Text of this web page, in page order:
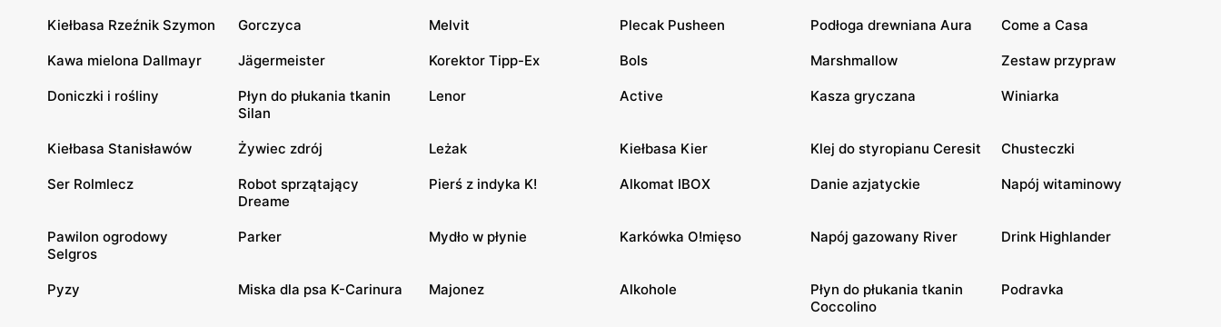
Kiełbasa Rzeźnik Szymon Gorczyca Melvit Plecak Pusheen Podłoga drewniana Aura Come a Casa
Kawa mielona Dallmayr Jägermeister Korektor Tipp-Ex Bols Marshmallow Zestaw przypraw
Doniczki i rośliny
Płyn do płukania tkanin
Silan
Lenor Active Kasza gryczana Winiarka
Kiełbasa Stanisławów Żywiec zdrój Leżak Kiełbasa Kier Klej do styropianu Ceresit Chusteczki
Ser Rolmlecz
Robot sprzątający
Dreame
Pierś z indyka K! Alkomat IBOX Danie azjatyckie Napój witaminowy
Pawilon ogrodowy
Selgros
Parker Mydło w płynie Karkówka O!mięso Napój gazowany River Drink Highlander
Pyzy Miska dla psa K-Carinura Majonez Alkohole
Płyn do płukania tkanin
Coccolino
Podravka